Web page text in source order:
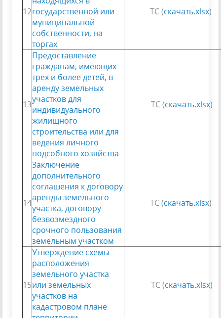
12государственной или
муниципальной
собственности, на
торгах
ТС (скачать.xlsx)
13
Предоставление
гражданам, имеющих
трех и более детей, в
аренду земельных
участков для
индивидуального
жилищного
строительства или для
ведения личного
подсобного хозяйства
ТС (скачать.xlsx)
14
Заключение
дополнительного
соглашения к договору
аренды земельного
участка, договору
безвозмездного
срочного пользования
земельным участком
ТС (скачать.xlsx)
15
Утверждение схемы
расположения
земельного участка
или земельных
участков на
кадастровом плане
ТС (скачать.xlsx)